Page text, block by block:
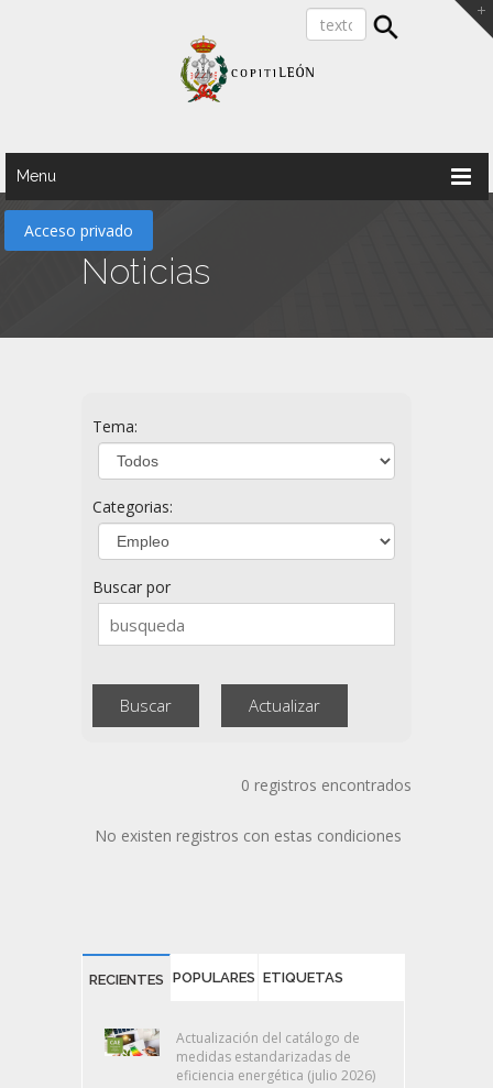
Menu
Acceso privado
Noticias
Tema:
Categorias:
Buscar por
0 registros encontrados
No existen registros con estas condiciones
RECIENTES POPULARES ETIQUETAS
Actualización del catálogo de
medidas estandarizadas de
eficiencia energética (julio 2026)